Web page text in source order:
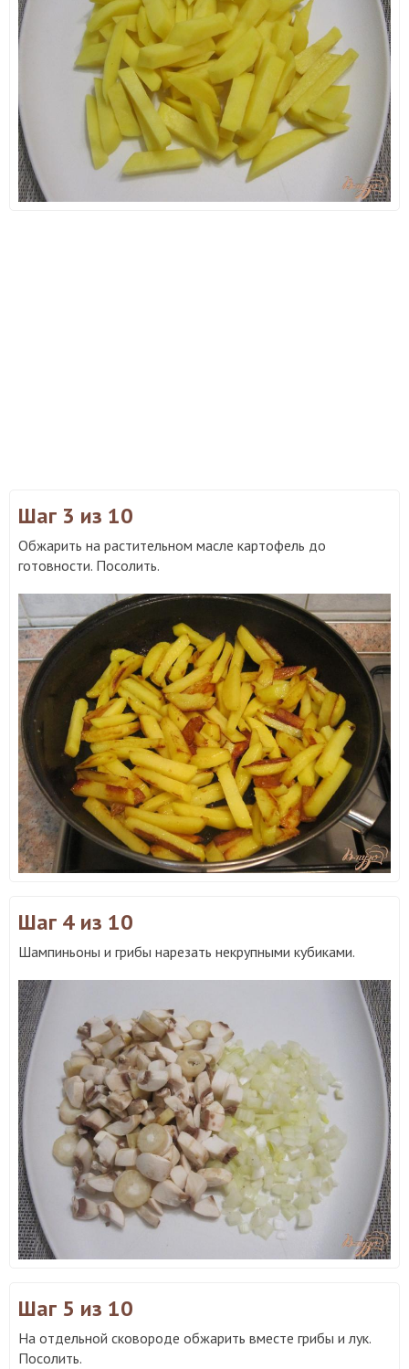
Шаг 3 из 10
Обжарить на растительном масле картофель до
готовности. Посолить.
Шаг 4 из 10
Шампиньоны и грибы нарезать некрупными кубиками.
Шаг 5 из 10
На отдельной сковороде обжарить вместе грибы и лук.
Посолить.